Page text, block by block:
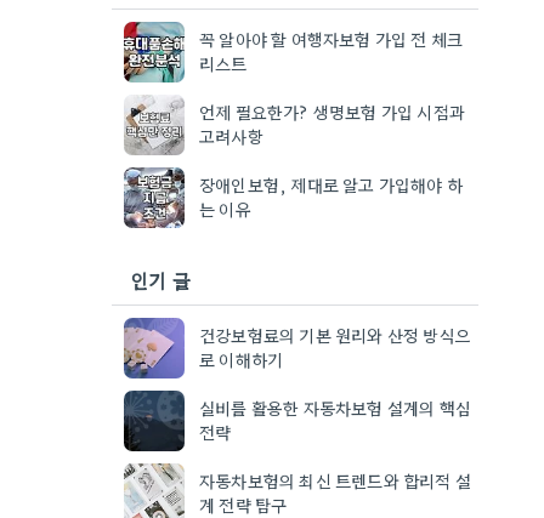
꼭 알아야 할 여행자보험 가입 전 체크
리스트
언제 필요한가? 생명보험 가입 시점과
고려사항
장애인보험, 제대로 알고 가입해야 하
는 이유
인기 글
건강보험료의 기본 원리와 산정 방식으
로 이해하기
실비를 활용한 자동차보험 설계의 핵심
전략
자동차보험의 최신 트렌드와 합리적 설
계 전략 탐구